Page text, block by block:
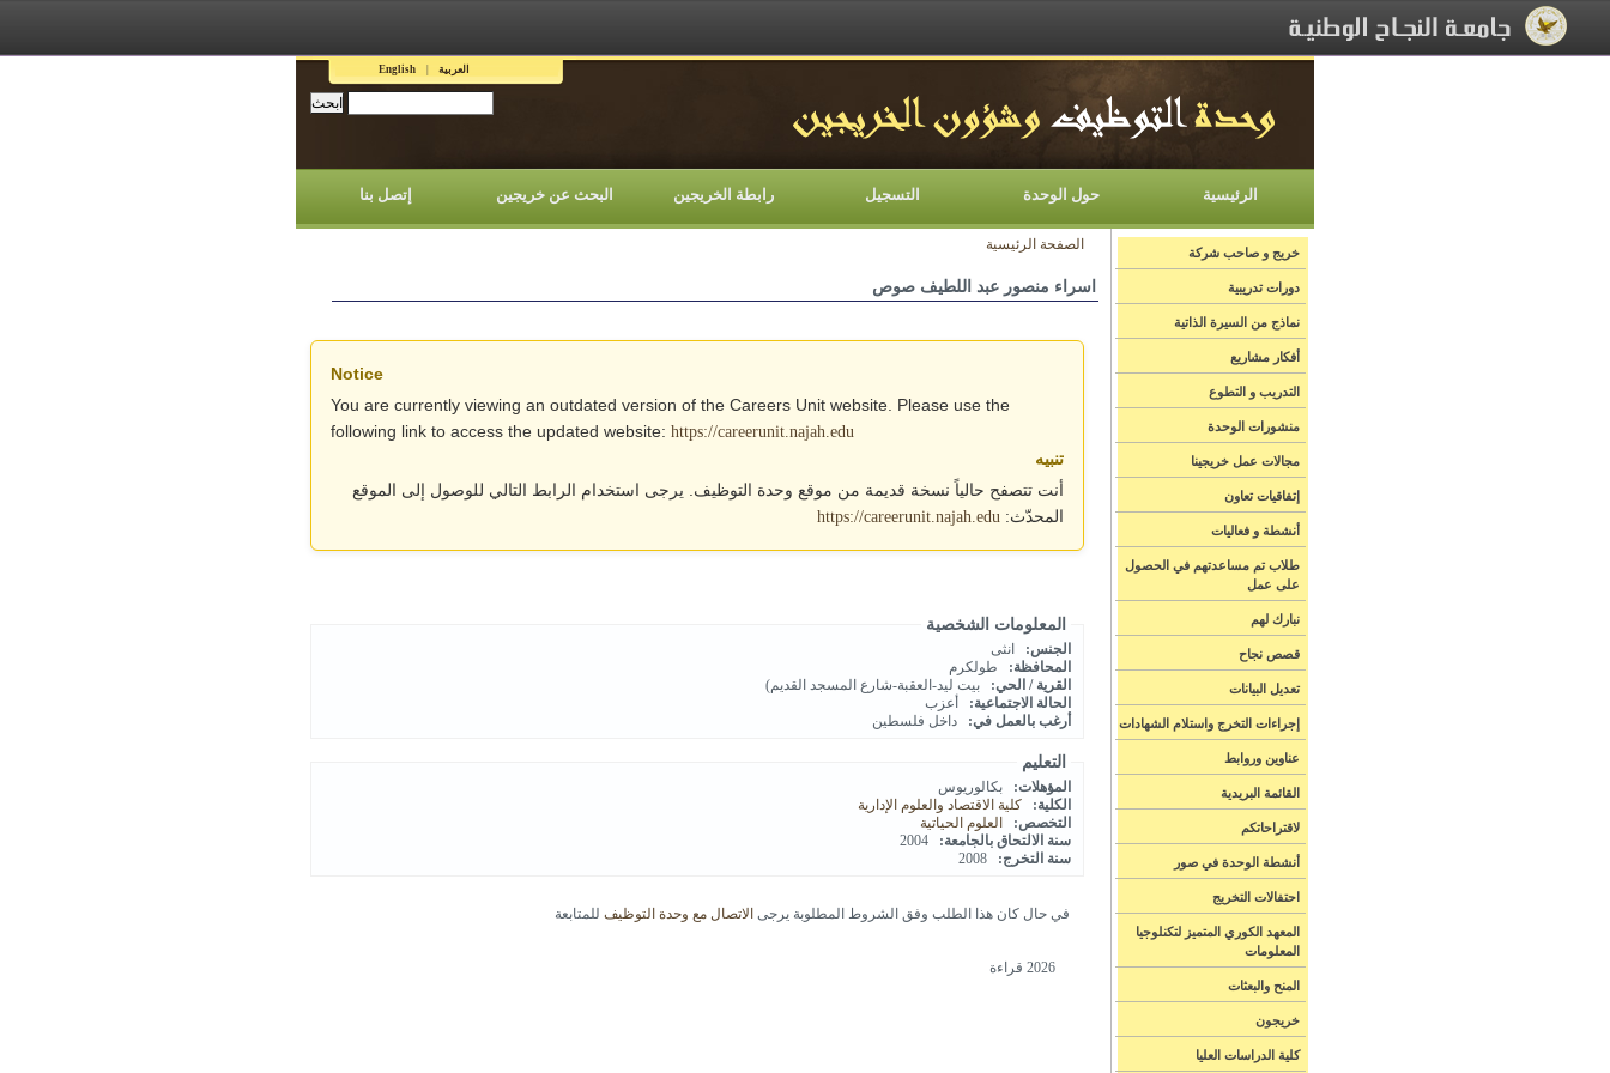
[Skip Header and Navigation][Jump to Main Content] العربية English
الرئيسية حول الوحدة التسجيل رابطة الخريجين البحث عن خريجين إتصل بنا
خريج و صاحب شركة
دورات تدريبية
نماذج من السيرة الذاتية
أفكار مشاريع
التدريب و التطوع
منشورات الوحدة
مجالات عمل خريجينا
إتفاقيات تعاون
أنشطة و فعاليات
طلاب تم مساعدتهم في الحصول
على عمل
نبارك لهم
قصص نجاح
تعديل البيانات
إجراءات التخرج واستلام الشهادات
عناوين وروابط
القائمة البريدية
لاقتراحاتكم
أنشطة الوحدة في صور
احتفالات التخريج
المعهد الكوري المتميز لتكنلوجيا
المعلومات
المنح والبعثات
خريجون
كلية الدراسات العليا
الصفحة الرئيسية
اسراء منصور عبد اللطيف صوص
Notice
You are currently viewing an outdated version of the Careers Unit website. Please use the
following link to access the updated website: https://careerunit.najah.edu
تنبيه
أنت تتصفح حالياً نسخة قديمة من موقع وحدة التوظيف. يرجى استخدام الرابط التالي للوصول إلى الموقع
المحدّث: https://careerunit.najah.edu
المعلومات الشخصية
الجنس:
انثى
المحافظة:
طولكرم
القرية / الحي:
بيت ليد-العقبة-شارع المسجد القديم)
الحالة الاجتماعية:
أعزب
أرغب بالعمل في:
داخل فلسطين
التعليم
المؤهلات:
بكالوريوس
الكلية:
كلية الاقتصاد والعلوم الإدارية
التخصص:
العلوم الحياتية
سنة الالتحاق بالجامعة:
2004
سنة التخرج:
2008
في حال كان هذا الطلب وفق الشروط المطلوبة يرجى الاتصال مع وحدة التوظيف للمتابعة
2026 قراءة